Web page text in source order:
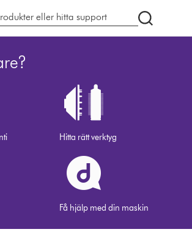
Sök
på
Hitta rätt verktyg
Få hjälp med din maskin